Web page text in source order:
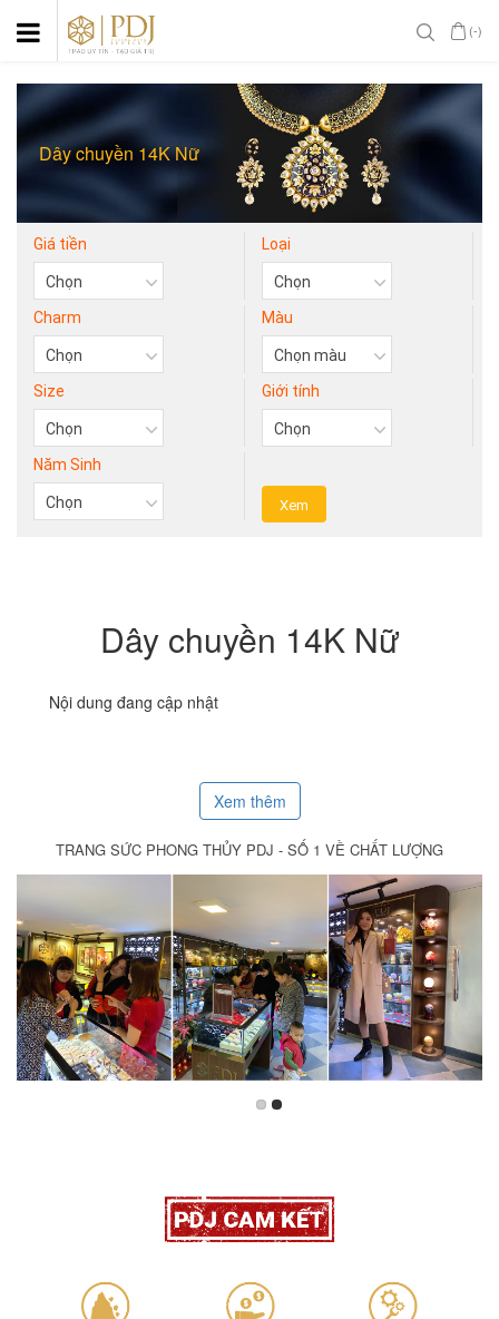
(-)
Dây chuyền 14K Nữ
Giá tiền Loại
Charm Màu
Size Giới tính
Năm Sinh
Dây chuyền 14K Nữ
Nội dung đang cập nhật
Xem thêm
TRANG SỨC PHONG THỦY PDJ - SỐ 1 VỀ CHẤT LƯỢNG